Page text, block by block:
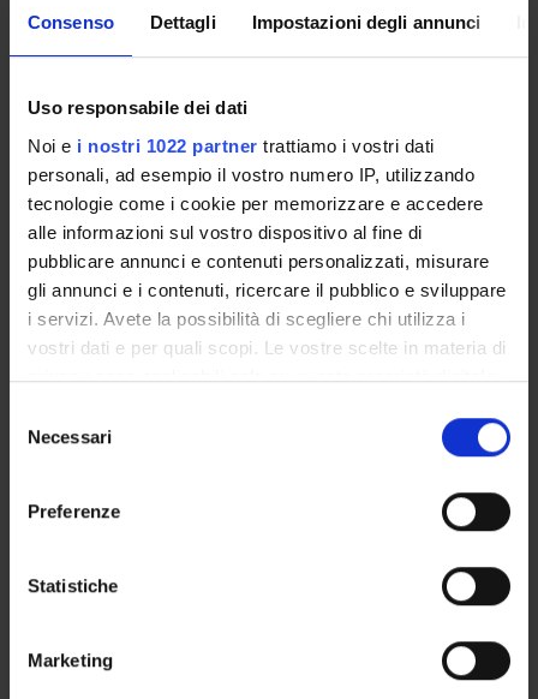
Consenso Dettagli Impostazioni degli annunci
Uso responsabile dei dati
Noi e i nostri 1022 partner trattiamo i vostri dati
personali, ad esempio il vostro numero IP, utilizzando
tecnologie come i cookie per memorizzare e accedere
alle informazioni sul vostro dispositivo al fine di
pubblicare annunci e contenuti personalizzati, misurare
gli annunci e i contenuti, ricercare il pubblico e sviluppare
i servizi. Avete la possibilità di scegliere chi utilizza i
vostri dati e per quali scopi. Le vostre scelte in materia di
privacy sono applicabili solo su questa proprietà digitale
modificare o revocare il proprio consenso in qualsiasi
momento dalla Dichiarazione sui cookie o facendo clic
raccogliere informazioni sulla tua posizione
geografica, con un'approssimazione di qualche
Identificare il tuo dispositivo, scansionandolo
delNecessari
Preferenze
Statistiche
Marketing
GOVERNANCE
SERVIZI DI SEGRETERIA STUDENTI
STRUTTURE DEL DIPARTIMENTO
LABORATORI DI RICERCA
CENTRI DI RICERCA
Contatti
Luoghi